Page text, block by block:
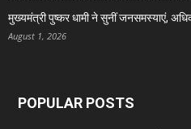
मुख्यमंत्री पुष्कर धामी ने सुनीं जनसमस्याएं,
August 1, 2026
POPULAR POSTS